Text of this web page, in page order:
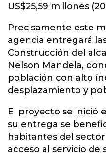
US$25,59 millones
Precisamente este
agencia entregará
Construcción del
Nelson Mandela,
población con alto
desplazamiento y
El proyecto se inició
su entrega se
habitantes del
acceso al servicio de